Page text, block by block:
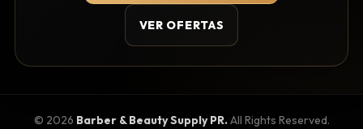
VER OFERTAS
© 2026 Barber & Beauty Supply PR.All Rights Reserved.